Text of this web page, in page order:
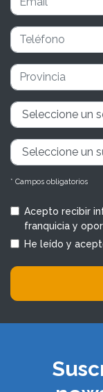
* Campos obligatorios
Acepto recibir
franquicia y
He leído y